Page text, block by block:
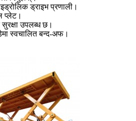
ड्राइभ प्रणाली।
प्लेट।
उपलब्ध छ।
स्वचालित बन्द-अफ।